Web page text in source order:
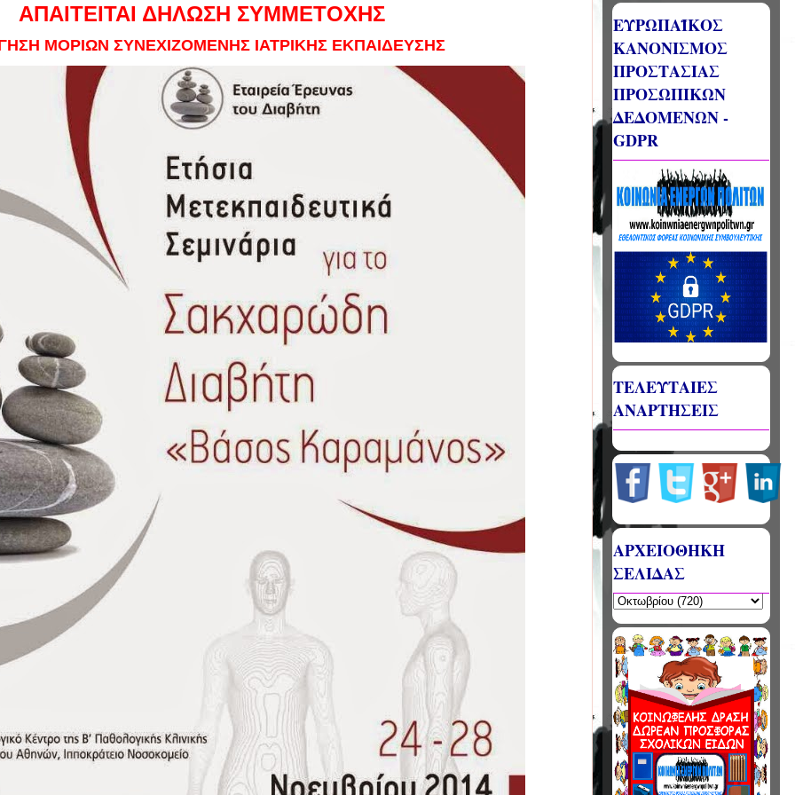
ΑΠΑΙΤΕΙΤΑΙ ΔΗΛΩΣΗ ΣΥΜΜΕΤΟΧΗΣ
ΜΟΡΙΩΝ ΣΥΝΕΧΙΖΟΜΕΝΗΣ ΙΑΤΡΙΚΗΣ ΕΚΠΑΙΔΕΥΣΗΣ
ΕΥΡΩΠΑΪΚΟΣ
ΚΑΝΟΝΙΣΜΟΣ
ΠΡΟΣΤΑΣΙΑΣ
ΠΡΟΣΩΠΙΚΩΝ
ΔΕΔΟΜΕΝΩΝ -
GDPR
ΤΕΛΕΥΤΑΙΕΣ
ΑΝΑΡΤΗΣΕΙΣ
ΑΡΧΕΙΟΘΗΚΗ
ΣΕΛΙΔΑΣ